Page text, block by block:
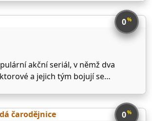
evidence. Brilliant scientific
the guilty and free the innocent.
0%
akční seriál, v němž dva
a jejich tým bojují se
se ihned stal hitem nejen v
ale i v dalších zemích napříč 0%